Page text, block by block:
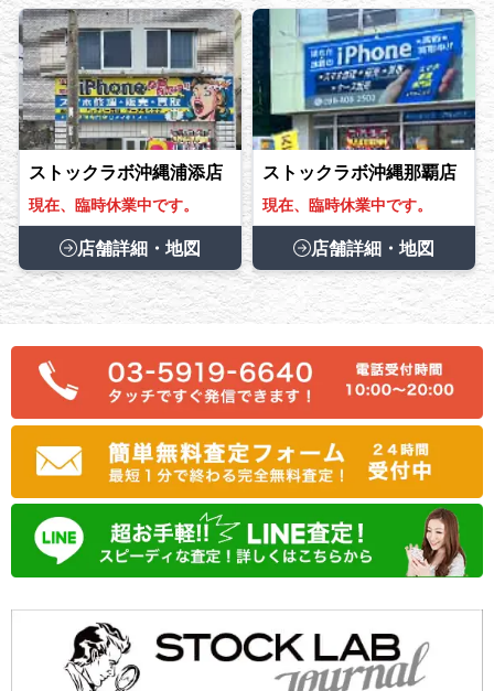
ストックラボ沖縄浦添店
現在、臨時休業中です。
店舗詳細・地図
ストックラボ沖縄那覇店
現在、臨時休業中です。
店舗詳細・地図